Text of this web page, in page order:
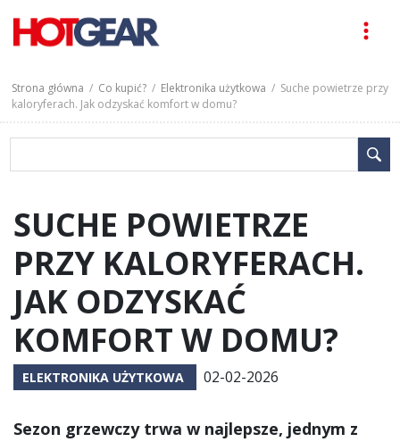
Strona główna / Co kupić? / Elektronika użytkowa / Suche powietrze przy
kaloryferach. Jak odzyskać komfort w domu?
SUCHE POWIETRZE
PRZY KALORYFERACH.
JAK ODZYSKAĆ
KOMFORT W DOMU?
ELEKTRONIKA UŻYTKOWA 02-02-2026
Sezon grzewczy trwa w najlepsze, jednym z